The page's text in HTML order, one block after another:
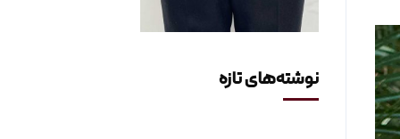
نوشته‌های تازه